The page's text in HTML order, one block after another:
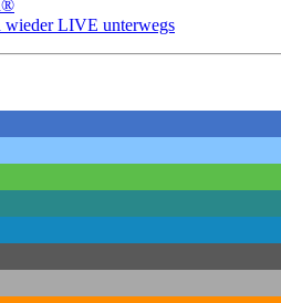
LIVE unterwegs